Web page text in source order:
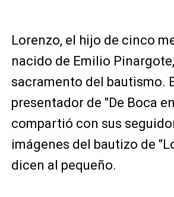
Lorenzo, el hijo de cinco
nacido de Emilio
sacramento del bautismo.
presentador de "De Boca
compartió con sus
imágenes del bautizo de
dicen al pequeño.